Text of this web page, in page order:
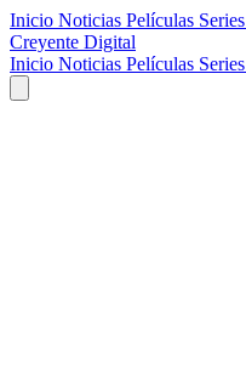
Inicio Noticias Películas Series
Creyente Digital
Inicio Noticias Películas Series